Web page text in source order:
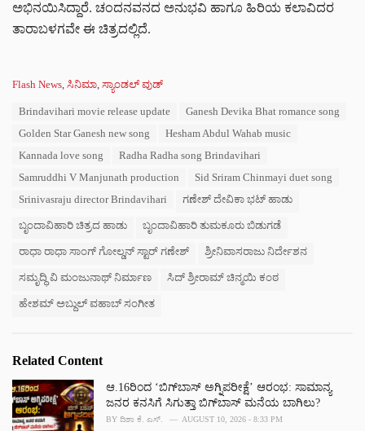
ಅಭಿನಯಿಸಿದ್ದಾರೆ. ಚಂದನವನದ ಅನುಭವಿ ಹಾಗೂ ಹಿರಿಯ ಕಲಾವಿದರ
ತಾರಾಬಳಗವೇ ಈ ಚಿತ್ರದಲ್ಲಿದೆ.
C
Flash News ಸಿನಿಮಾ ಸ್ಯಾಂಡಲ್ ವುಡ್
Brindavihari movie release update
Ganesh Devika Bhat romance song
Golden Star Ganesh new song
Hesham Abdul Wahab music
Kannada love song
Radha Radha song Brindavihari
Samruddhi V Manjunath production
Sid Sriram Chinmayi duet song
Srinivasraju director Brindavihari
ಗಣೇಶ್ ದೇವಿಕಾ ಭಟ್ ಹಾಡು
ಬೃಂದಾವಿಹಾರಿ ಚಿತ್ರದ ಹಾಡು ಬೃಂದಾವಿಹಾರಿ ತುಮಕೂರು ಬಿಡುಗಡೆ
ರಾಧಾ ರಾಧಾ ಸಾಂಗ್ ಗೋಲ್ಡನ್ ಸ್ಟಾರ್ ಗಣೇಶ್ ಶ್ರೀನಿವಾಸರಾಜು ನಿರ್ದೇಶನ
ಸಮೃದ್ಧಿ ವಿ ಮಂಜುನಾಥ್ ನಿರ್ಮಾಣ ಸಿದ್ ಶ್ರೀರಾಮ್ ಚಿನ್ಮಯಿ ಕಂಠ
ಹೇಶಮ್ ಅಬ್ದುಲ್ ವಹಾಬ್ ಸಂಗೀತ
Related Content
ಆ.16ರಿಂದ ‘ಬಿಗ್‌ಬಾಸ್‌ ಅಗ್ನಿಪರೀಕ್ಷೆ’ ಆರಂಭ: ಸಾಮಾನ್ಯ
ಜನರ ಕನಸಿಗೆ ಸಿಗುತ್ತಾ ಬಿಗ್‌ಬಾಸ್‌ ಮನೆಯ ಬಾಗಿಲು?
BY ದಿಶಾ ಕೆ. ಎಸ್. AUGUST 10, 2026 - 8:33 PM